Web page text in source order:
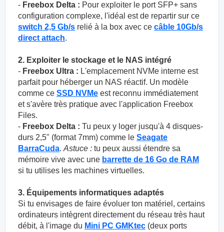
- Freebox Delta : Pour exploiter le port SFP+ sans
configuration complexe, l'idéal est de repartir sur ce
switch 2,5 Gb/s relié à la box avec ce câble 10Gb/s
direct attach.
2. Exploiter le stockage et le NAS intégré
- Freebox Ultra : L'emplacement NVMe interne est
parfait pour héberger un NAS réactif. Un modèle
comme ce SSD NVMe est reconnu immédiatement
et s'avère très pratique avec l'application Freebox
Files.
- Freebox Delta : Tu peux y loger jusqu'à 4 disques-
durs 2,5" (format 7mm) comme le Seagate
BarraCuda. Astuce : tu peux aussi étendre sa
mémoire vive avec une barrette de 16 Go de RAM
si tu utilises les machines virtuelles.
3. Équipements informatiques adaptés
Si tu envisages de faire évoluer ton matériel, certains
ordinateurs intègrent directement du réseau très haut
débit, à l'image du Mini PC GMKtec (deux ports